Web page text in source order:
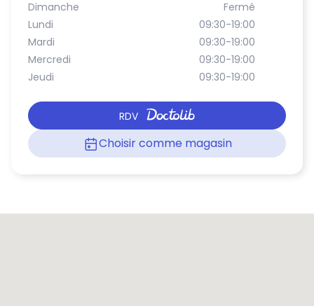
Dimanche
Fermé
Lundi
09:30-19:00
Mardi
09:30-19:00
Mercredi
09:30-19:00
Jeudi
09:30-19:00
RDV
Choisir comme magasin